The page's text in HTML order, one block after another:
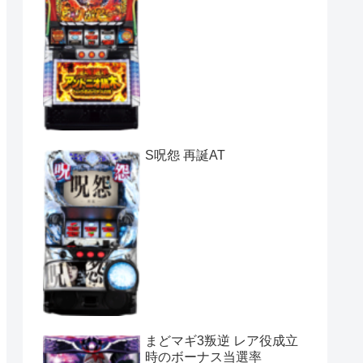
S呪怨 再誕AT
まどマギ3叛逆 レア役成立
時のボーナス当選率